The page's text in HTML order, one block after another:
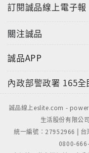
"
訂閱誠品線上電子報
關注誠品
誠品APP
內政部警政署 165全
誠品線上eslite.com -
生活股份有限
統一編號：27952966 | 台
0800-